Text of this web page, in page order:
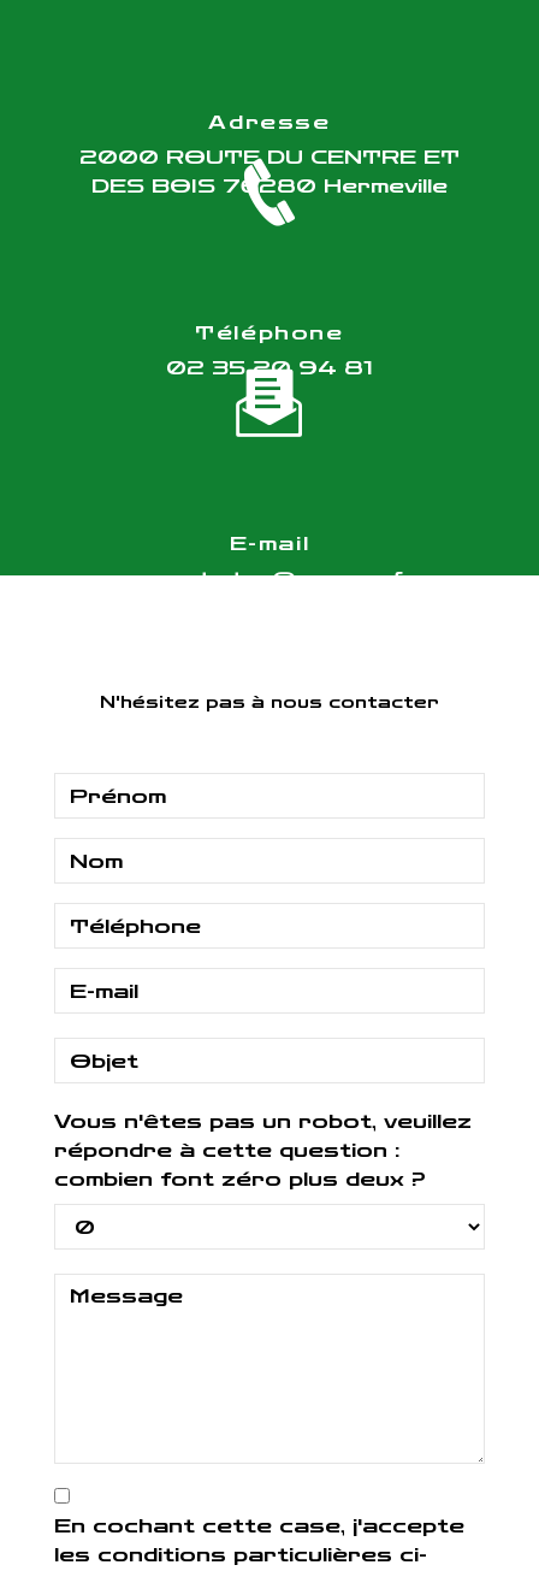
Adresse
2000 ROUTE DU CENTRE ET
DES BOIS 76280 Hermeville
Téléphone
02 35 20 94 81
E-mail
vasset.etar@orange.fr
N'hésitez pas à nous contacter
Vous n'êtes pas un robot, veuillez
répondre à cette question :
combien font zéro plus deux ?
En cochant cette case, j'accepte
les conditions particulières ci-